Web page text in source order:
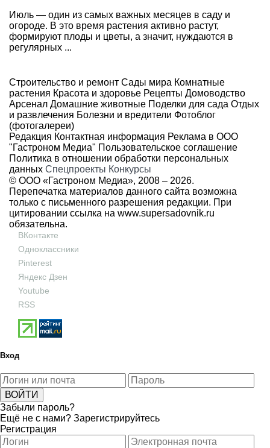
Июль — один из самых важных месяцев в саду и
огороде. В это время растения активно растут,
формируют плоды и цветы, а значит, нуждаются в
регулярных ...
Строительство и ремонт Сады мира Комнатные
растения Красота и здоровье Рецепты Домоводство
Арсенал Домашние животные Поделки для сада Отдых
и развлечения Болезни и вредители Фотоблог
(фотогалереи)
Редакция Контактная информация Реклама в ООО
"Гастроном Медиа" Пользовательское соглашение
Политика в отношении обработки персональных
данных Спецпроекты Конкурсы
© ООО «Гастроном Медиа», 2008 – 2026.
Перепечатка материалов данного сайта возможна
только с письменного разрешения редакции. При
цитировании ссылка на www.supersadovnik.ru
обязательна.
ВКонтакте
Одноклассники
Pinterest
Яндекс Дзен
Youtube
RSS
Вход
Забыли пароль?
Ещё не с нами? Зарегистрируйтесь
Регистрация